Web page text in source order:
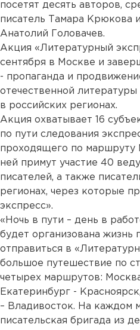
посетят десять авторов,
писатель Тамара Крюкова
Анатолий Головачев.
Акция «Литературный
сентября в Москве и
- пропаганда и
отечественной литературы
в российских регионах.
Акция охватывает 16
по пути следования
проходящего по маршруту
ней примут участие 40
писателей, а также
регионах, через которые
экспресс».
«Ночь в пути – день в
будет организована жизнь
отправиться в
большое путешествие по
четырех маршрутов:
Екатеринбург -
– Владивосток. На каждом
писательская бригада из